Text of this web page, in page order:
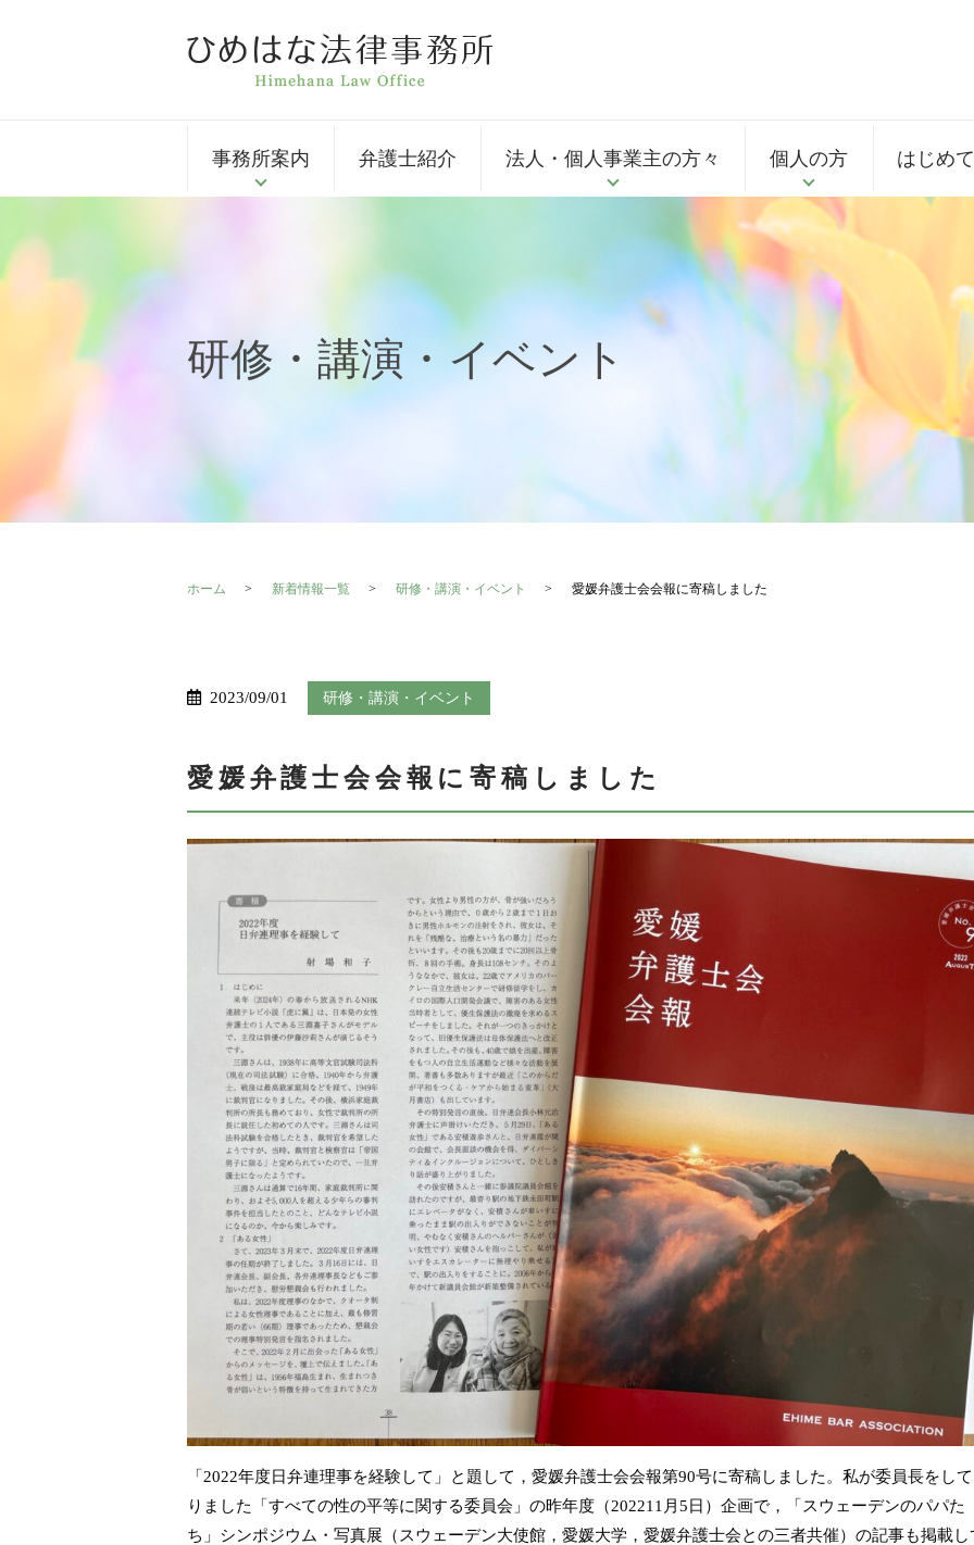
事務所案内 弁護士紹介 法人・個人事業主の方々 個人の方 はじめ
研修・講演・イベント
ホーム 新着情報一覧 研修・講演・イベント 愛媛弁護士会会報に寄稿しました
2023/09/01 研修・講演・イベント
愛媛弁護士会会報に寄稿しました
「2022年度日弁連理事を経験して」と題して，愛媛弁護士会会報第90号に寄稿しました。私が委員長をし
りました「すべての性の平等に関する委員会」の昨年度（202211月5日）企画で，「スウェーデンのパパた
ち」シンポジウム・写真展（スウェーデン大使館，愛媛大学，愛媛弁護士会との三者共催）の記事も掲載し